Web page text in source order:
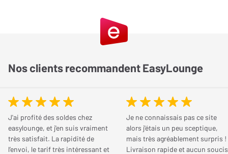
Continuous Flare Port
Continuous Flare Port, avec trois évents arrière pour une gestion
optimale des basses. Ce système bass-reflex minimise les
distorsions et résonances, offrant des basses puissantes et
profondes jusqu'à 38 Hz. Chaque haut-parleur dispose de son
Dimensions et poids
Largeur de l'enceinte 220 mm
Profondeur de l'enceinte 444 mm
Nos clients recommandent EasyLounge
J'ai profité des soldes chez
easylounge, et j'en suis vraiment
très satisfait. La rapidité de
l’envoi, le tarif très intéressant et
Je ne connaissais pas ce site
alors j'étais un peu sceptique,
mais très agréablement surpris !
Livraison rapide et aucun soucis